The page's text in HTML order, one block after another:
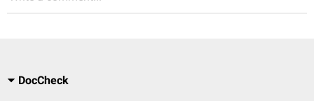
DocCheck